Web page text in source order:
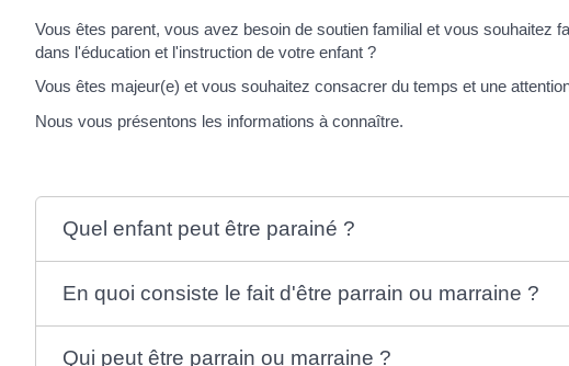
Vous êtes parent, vous avez besoin de soutien familial et vous souhaitez
dans l'éducation et l'instruction de votre enfant ?
Vous êtes majeur(e) et vous souhaitez consacrer du temps et une
Nous vous présentons les informations à connaître.
Quel enfant peut être parainé ?
En quoi consiste le fait d'être parrain ou marraine ?
Qui peut être parrain ou marraine ?